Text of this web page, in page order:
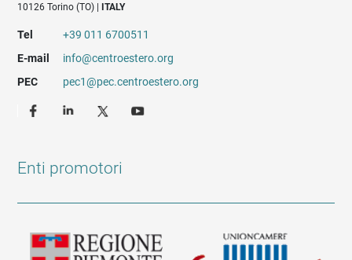
10126 Torino (TO) |
ITALY
Tel
+39 011 6700511
E-mail
info@centroestero.org
PEC
pec1@pec.centroestero.org
Enti promotori